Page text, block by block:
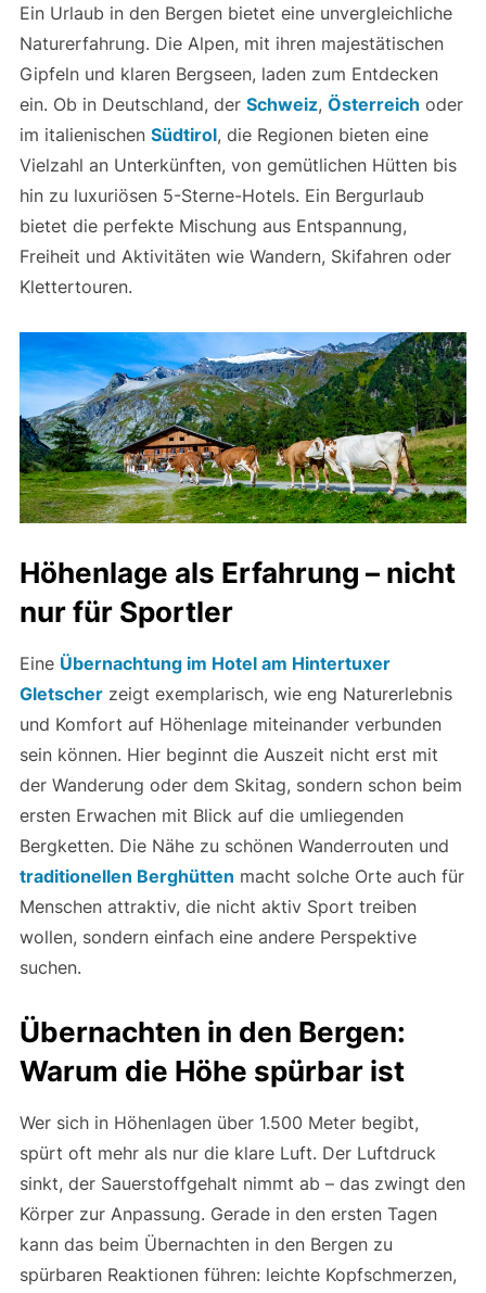
Ein Urlaub in den Bergen bietet eine unvergleichliche
Naturerfahrung. Die Alpen, mit ihren majestätischen
Gipfeln und klaren Bergseen, laden zum Entdecken
ein. Ob in Deutschland, der Schweiz, Österreich oder
im italienischen Südtirol, die Regionen bieten eine
Vielzahl an Unterkünften, von gemütlichen Hütten bis
hin zu luxuriösen 5-Sterne-Hotels. Ein Bergurlaub
bietet die perfekte Mischung aus Entspannung,
Freiheit und Aktivitäten wie Wandern, Skifahren oder
Klettertouren.
Höhenlage als Erfahrung – nicht
nur für Sportler
Eine Übernachtung im Hotel am Hintertuxer
Gletscherzeigt exemplarisch, wie eng Naturerlebnis
und Komfort auf Höhenlage miteinander verbunden
sein können. Hier beginnt die Auszeit nicht erst mit
der Wanderung oder dem Skitag, sondern schon beim
ersten Erwachen mit Blick auf die umliegenden
Bergketten. Die Nähe zu schönen Wanderrouten und
traditionellen Berghütten macht solche Orte auch für
Menschen attraktiv, die nicht aktiv Sport treiben
wollen, sondern einfach eine andere Perspektive
suchen.
Übernachten in den Bergen:
Warum die Höhe spürbar ist
Wer sich in Höhenlagen über 1.500 Meter begibt,
spürt oft mehr als nur die klare Luft. Der Luftdruck
sinkt, der Sauerstoffgehalt nimmt ab – das zwingt den
Körper zur Anpassung. Gerade in den ersten Tagen
kann das beim Übernachten in den Bergen zu
spürbaren Reaktionen führen: leichte Kopfschmerzen,